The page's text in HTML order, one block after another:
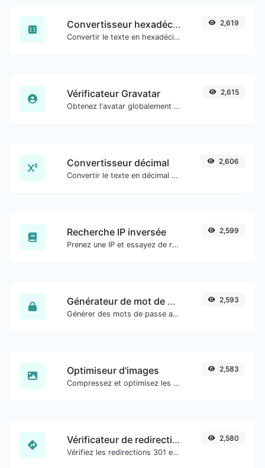
Convertisseur hexadécimal
Convertir le texte en hexadécimal et inversement pour toute entrée de chaîne.
2,619
Vérificateur Gravatar
Obtenez l'avatar globalement reconnu de gravatar.com pour n'importe quel e-mail.
2,615
Convertisseur décimal
Convertir le texte en décimal et inversement pour toute entrée de chaîne.
2,606
Recherche IP inversée
Prenez une IP et essayez de rechercher le domaine/hôte qui lui est associé.
2,599
Générateur de mot de passe
Générer des mots de passe avec une longueur et des paramètres personnalisés.
2,593
Optimiseur d'images
Compressez et optimisez les images pour une taille d'image plus petite tout en conservant une haute qualité.
2,583
Vérificateur de redirection d'URL
Vérifiez les redirections 301 et 302 d'une URL spécifique. Il vérifiera jusqu'à 10 redirections.
2,580